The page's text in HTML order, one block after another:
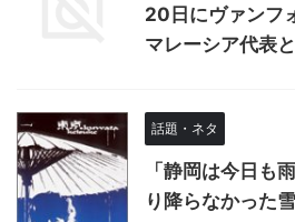
20日にヴァンフ
マレーシア代表
話題・ネタ
「静岡は今日も
り降らなかった